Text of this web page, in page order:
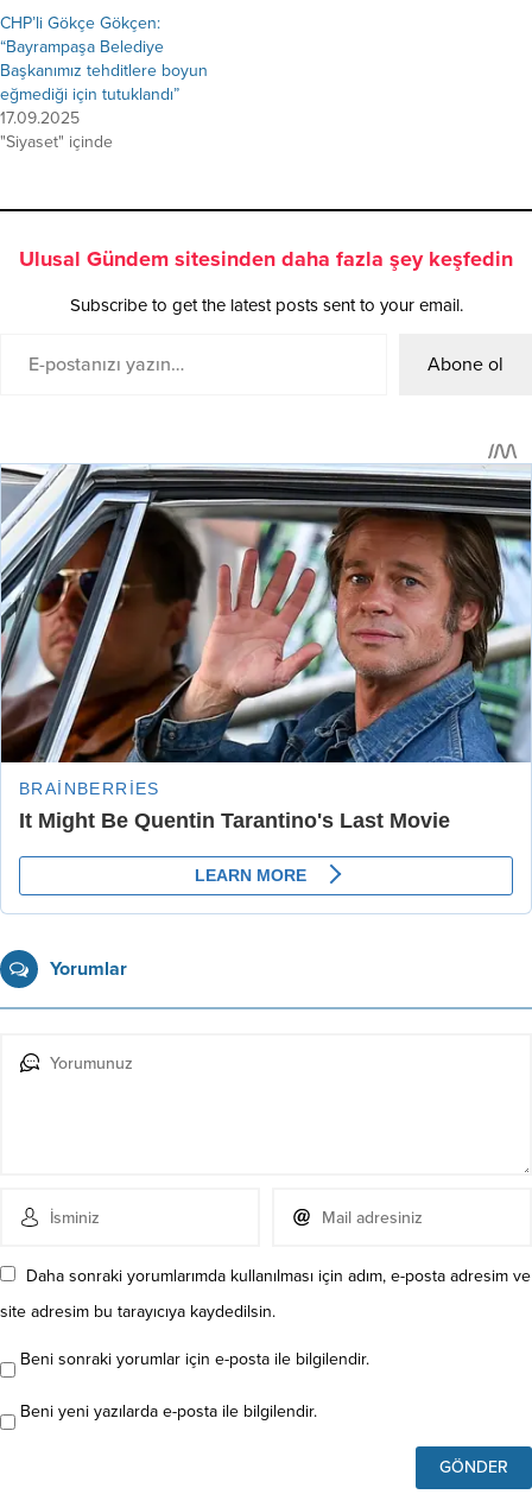
CHP’li Gökçe Gökçen:
“Bayrampaşa Belediye
Başkanımız tehditlere boyun
eğmediği için tutuklandı”
17.09.2025
"Siyaset" içinde
Ulusal Gündem sitesinden daha fazla şey keşfedin
Subscribe to get the latest posts sent to your email.
Abone ol
Yorumlar
Daha sonraki yorumlarımda kullanılması için adım, e-posta adresim ve
site adresim bu tarayıcıya kaydedilsin.
Beni sonraki yorumlar için e-posta ile bilgilendir.
Beni yeni yazılarda e-posta ile bilgilendir.